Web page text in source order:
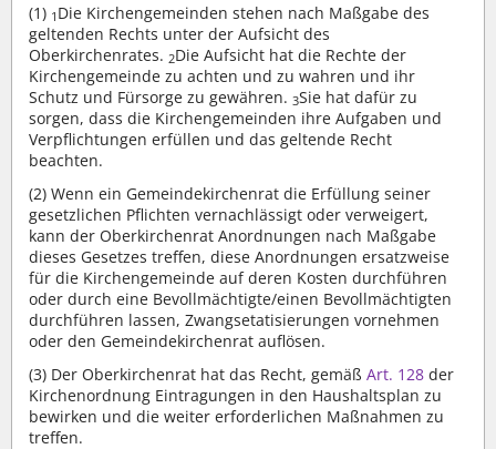
(1) 1 Die Kirchengemeinden stehen nach Maßgabe des
geltenden Rechts unter der Aufsicht des
Oberkirchenrates. 2Die Aufsicht hat die Rechte der
Kirchengemeinde zu achten und zu wahren und ihr
Schutz und Fürsorge zu gewähren. 3Sie hat dafür zu
sorgen, dass die Kirchengemeinden ihre Aufgaben und
Verpflichtungen erfüllen und das geltende Recht
beachten.
(2) Wenn ein Gemeindekirchenrat die Erfüllung seiner
gesetzlichen Pflichten vernachlässigt oder verweigert,
kann der Oberkirchenrat Anordnungen nach Maßgabe
dieses Gesetzes treffen, diese Anordnungen ersatzweise
für die Kirchengemeinde auf deren Kosten durchführen
oder durch eine Bevollmächtigte/einen Bevollmächtigten
durchführen lassen, Zwangsetatisierungen vornehmen
oder den Gemeindekirchenrat auflösen.
(3) Der Oberkirchenrat hat das Recht, gemäß Art. 128 der
Kirchenordnung Eintragungen in den Haushaltsplan zu
bewirken und die weiter erforderlichen Maßnahmen zu
treffen.